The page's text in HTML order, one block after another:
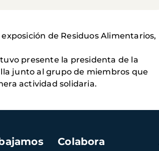
de Residuos Alimentarios,
presente la presidenta de la
junto al grupo de miembros que
actividad solidaria.
Colabora